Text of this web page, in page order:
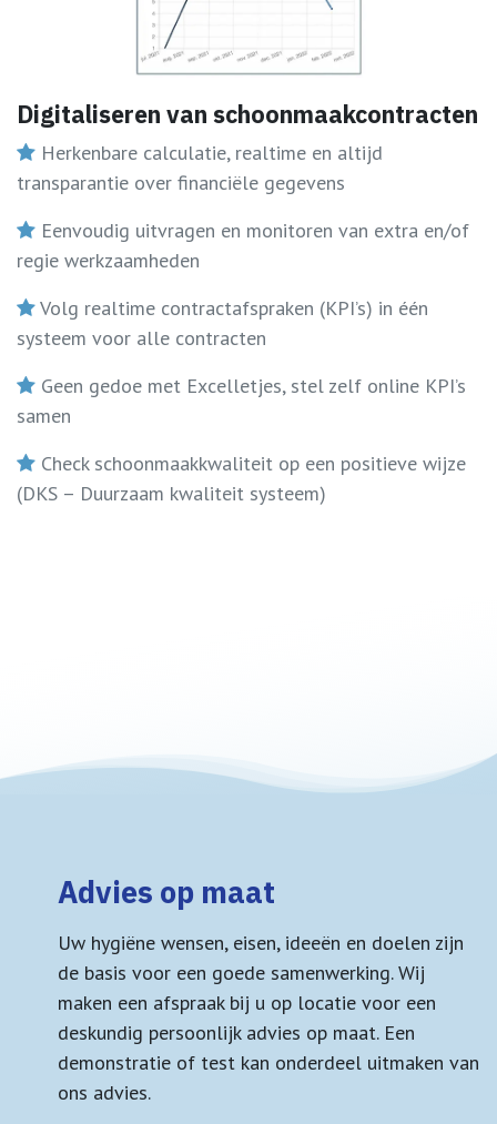
Digitaliseren van schoonmaakcontracten
Herkenbare calculatie, realtime en altijd
transparantie over financiële gegevens
Eenvoudig uitvragen en monitoren van extra en/of
regie werkzaamheden
Volg realtime contractafspraken (KPI’s) in één
systeem voor alle contracten
Geen gedoe met Excelletjes, stel zelf online KPI’s
samen
Check schoonmaakkwaliteit op een positieve wijze
(DKS – Duurzaam kwaliteit systeem)
Advies op maat
Uw hygiëne wensen, eisen, ideeën en doelen zijn
de basis voor een goede samenwerking. Wij
maken een afspraak bij u op locatie voor een
deskundig persoonlijk advies op maat. Een
demonstratie of test kan onderdeel uitmaken van
ons advies.